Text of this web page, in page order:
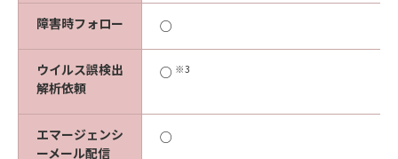
障害時フォロー ○
ウイルス誤検出
解析依頼
○ ※3
エマージェンシ
ーメール配信
○